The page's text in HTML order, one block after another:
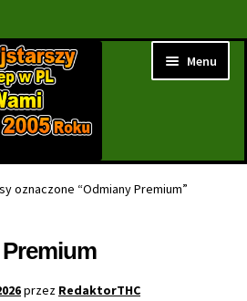
Menu
oznaczone “Odmiany Premium”
przez RedaktorTHC